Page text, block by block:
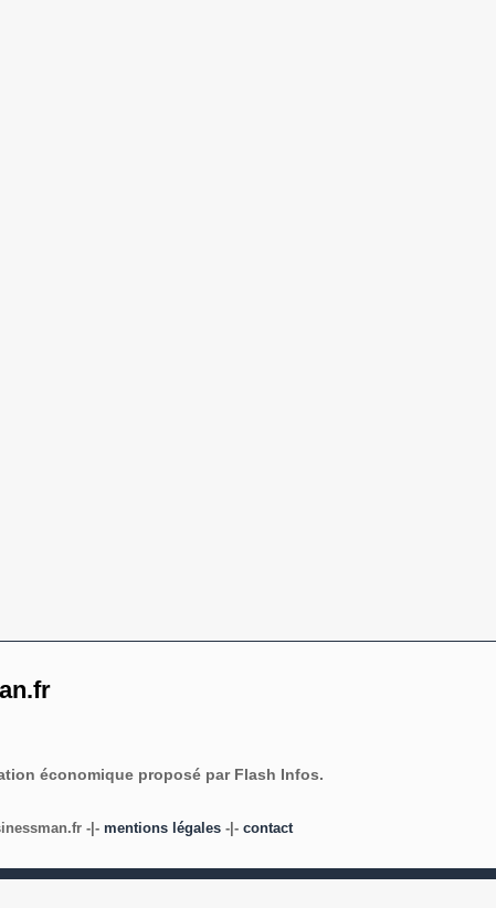
économique proposé par Flash Infos.
-|- mentions légales -|- contact